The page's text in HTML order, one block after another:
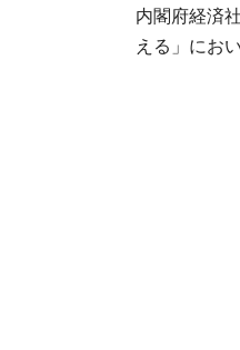
内閣府経済
える」にお